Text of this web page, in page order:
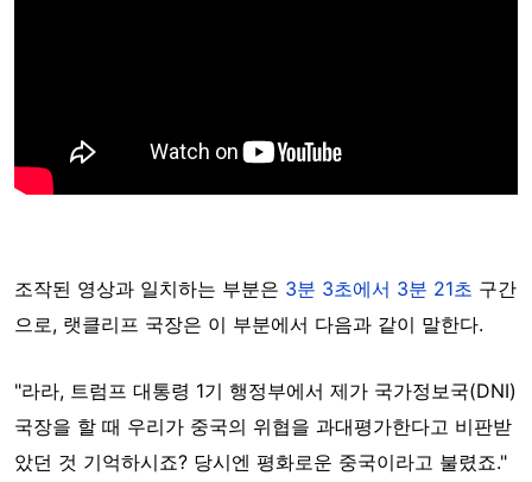
조작된 영상과 일치하는 부분은 3분 3초에서 3분 21초 구간
으로, 랫클리프 국장은 이 부분에서 다음과 같이 말한다.
"라라, 트럼프 대통령 1기 행정부에서 제가 국가정보국(DNI)
국장을 할 때 우리가 중국의 위협을 과대평가한다고 비판받
았던 것 기억하시죠? 당시엔 평화로운 중국이라고 불렸죠."